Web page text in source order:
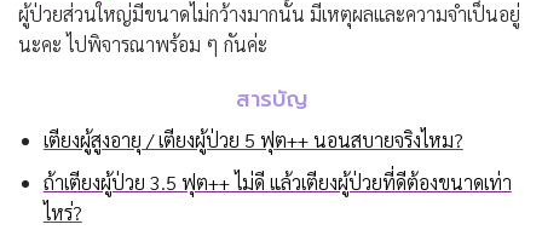
ผู้ป่วยส่วนใหญ่มีขนาดไม่กว้างมากนั้น มีเหตุผลและความจำเป็นอยู่
นะคะ ไปพิจารณาพร้อม ๆ กันค่ะ
สารบัญ
เตียงผู้สูงอายุ / เตียงผู้ป่วย 5 ฟุต++ นอนสบายจริงไหม?
ถ้าเตียงผู้ป่วย 3.5 ฟุต++ ไม่ดี แล้วเตียงผู้ป่วยที่ดีต้องขนาดเท่า
ไหร่?